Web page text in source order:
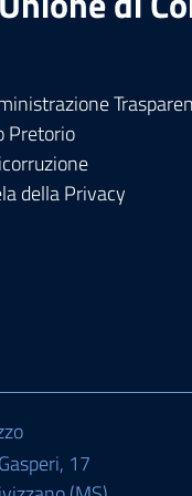
Pretorio
della Privacy
17